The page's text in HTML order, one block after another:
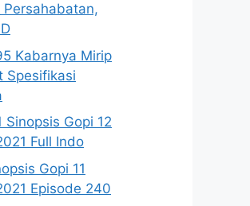
Persahabatan,
Kabarnya Mirip
Spesifikasi
Sinopsis Gopi 12
Full Indo
Gopi 11
Episode 240